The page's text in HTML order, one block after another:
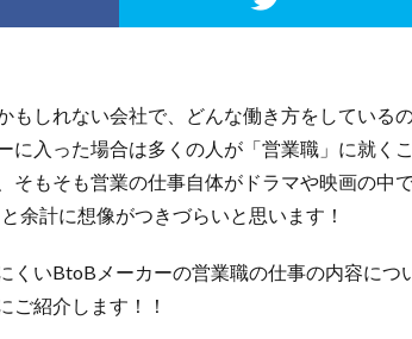
もしれない会社で、どんな働き方をしている
に入った場合は多くの人が「営業職」に就く
そもそも営業の仕事自体がドラマや映画の中
余計に想像がつきづらいと思います！
くいBtoBメーカーの営業職の仕事の内容につ
ご紹介します！！